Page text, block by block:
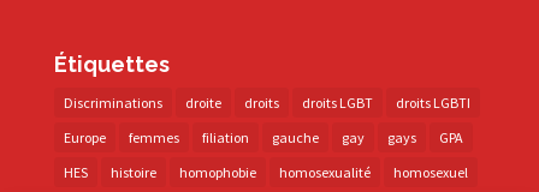
Étiquettes
Discriminations droite droits droits LGBT
droits LGBTI
Europe
femmes filiation gauche gay gays
GPA
HES
histoire homophobie homosexualité
homosexuel